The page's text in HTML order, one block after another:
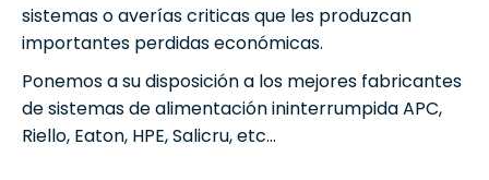
sistemas o averías criticas que les produzcan
importantes perdidas económicas.
Ponemos a su disposición a los mejores fabricantes
de sistemas de alimentación ininterrumpida APC,
Riello, Eaton, HPE, Salicru, etc…